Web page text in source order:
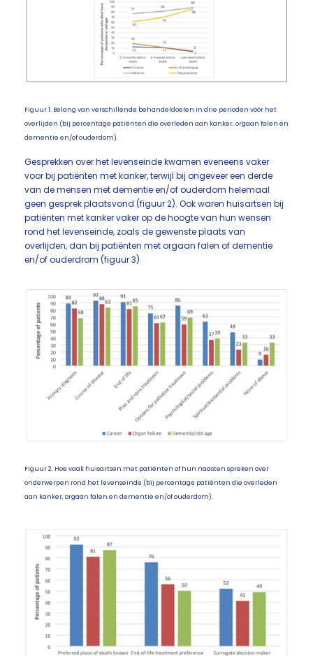
Figuur 1. Belang van verschillende behandeldoelen in drie perioden vóór het
overlijden (bij percentage patiënten die overleden aan kanker, orgaan falen en
dementie en/of ouderdom).
Gesprekken over het levenseinde kwamen eveneens vaker
voor bij patiënten met kanker, terwijl bij ongeveer een derde
van de mensen met dementie en/of ouderdom helemaal
geen gesprek plaatsvond (figuur 2). Ook waren huisartsen bij
patiënten met kanker vaker op de hoogte van hun wensen
rond het levenseinde, zoals de gewenste plaats van
overlijden, dan bij patiënten met orgaan falen of dementie
en/of ouderdrom (figuur 3).
Figuur 2. Hoe vaak huisartsen met patiënten of hun naasten spreken over
onderwerpen rond het levenseinde (bij percentage patiënten die overleden
aan kanker, orgaan falen en dementie en/of ouderdom).